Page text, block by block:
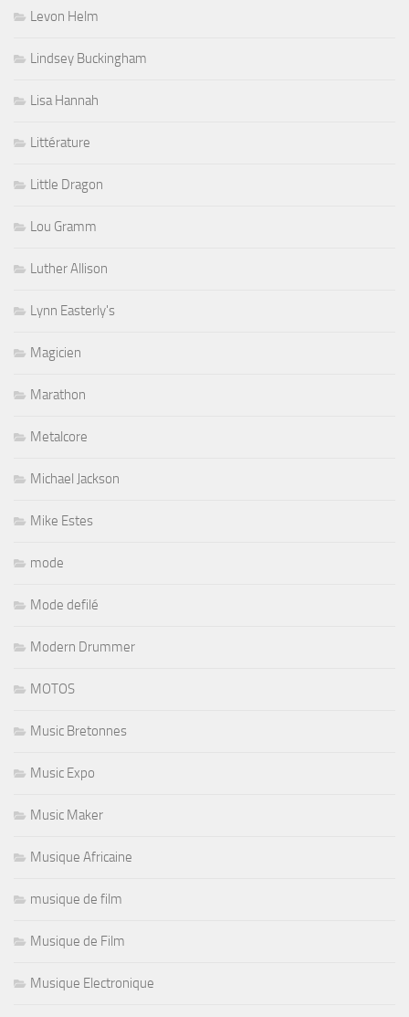
Levon Helm
Lindsey Buckingham
Lisa Hannah
Littérature
Little Dragon
Lou Gramm
Luther Allison
Lynn Easterly's
Magicien
Marathon
Metalcore
Michael Jackson
Mike Estes
mode
Mode defilé
Modern Drummer
MOTOS
Music Bretonnes
Music Expo
Music Maker
Musique Africaine
musique de film
Musique de Film
Musique Electronique